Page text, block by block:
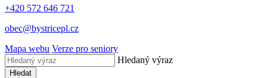
+420 572 646 721
obec@bystricepl.cz
Mapa webu Verze pro seniory
Hledaný výraz
Hledat